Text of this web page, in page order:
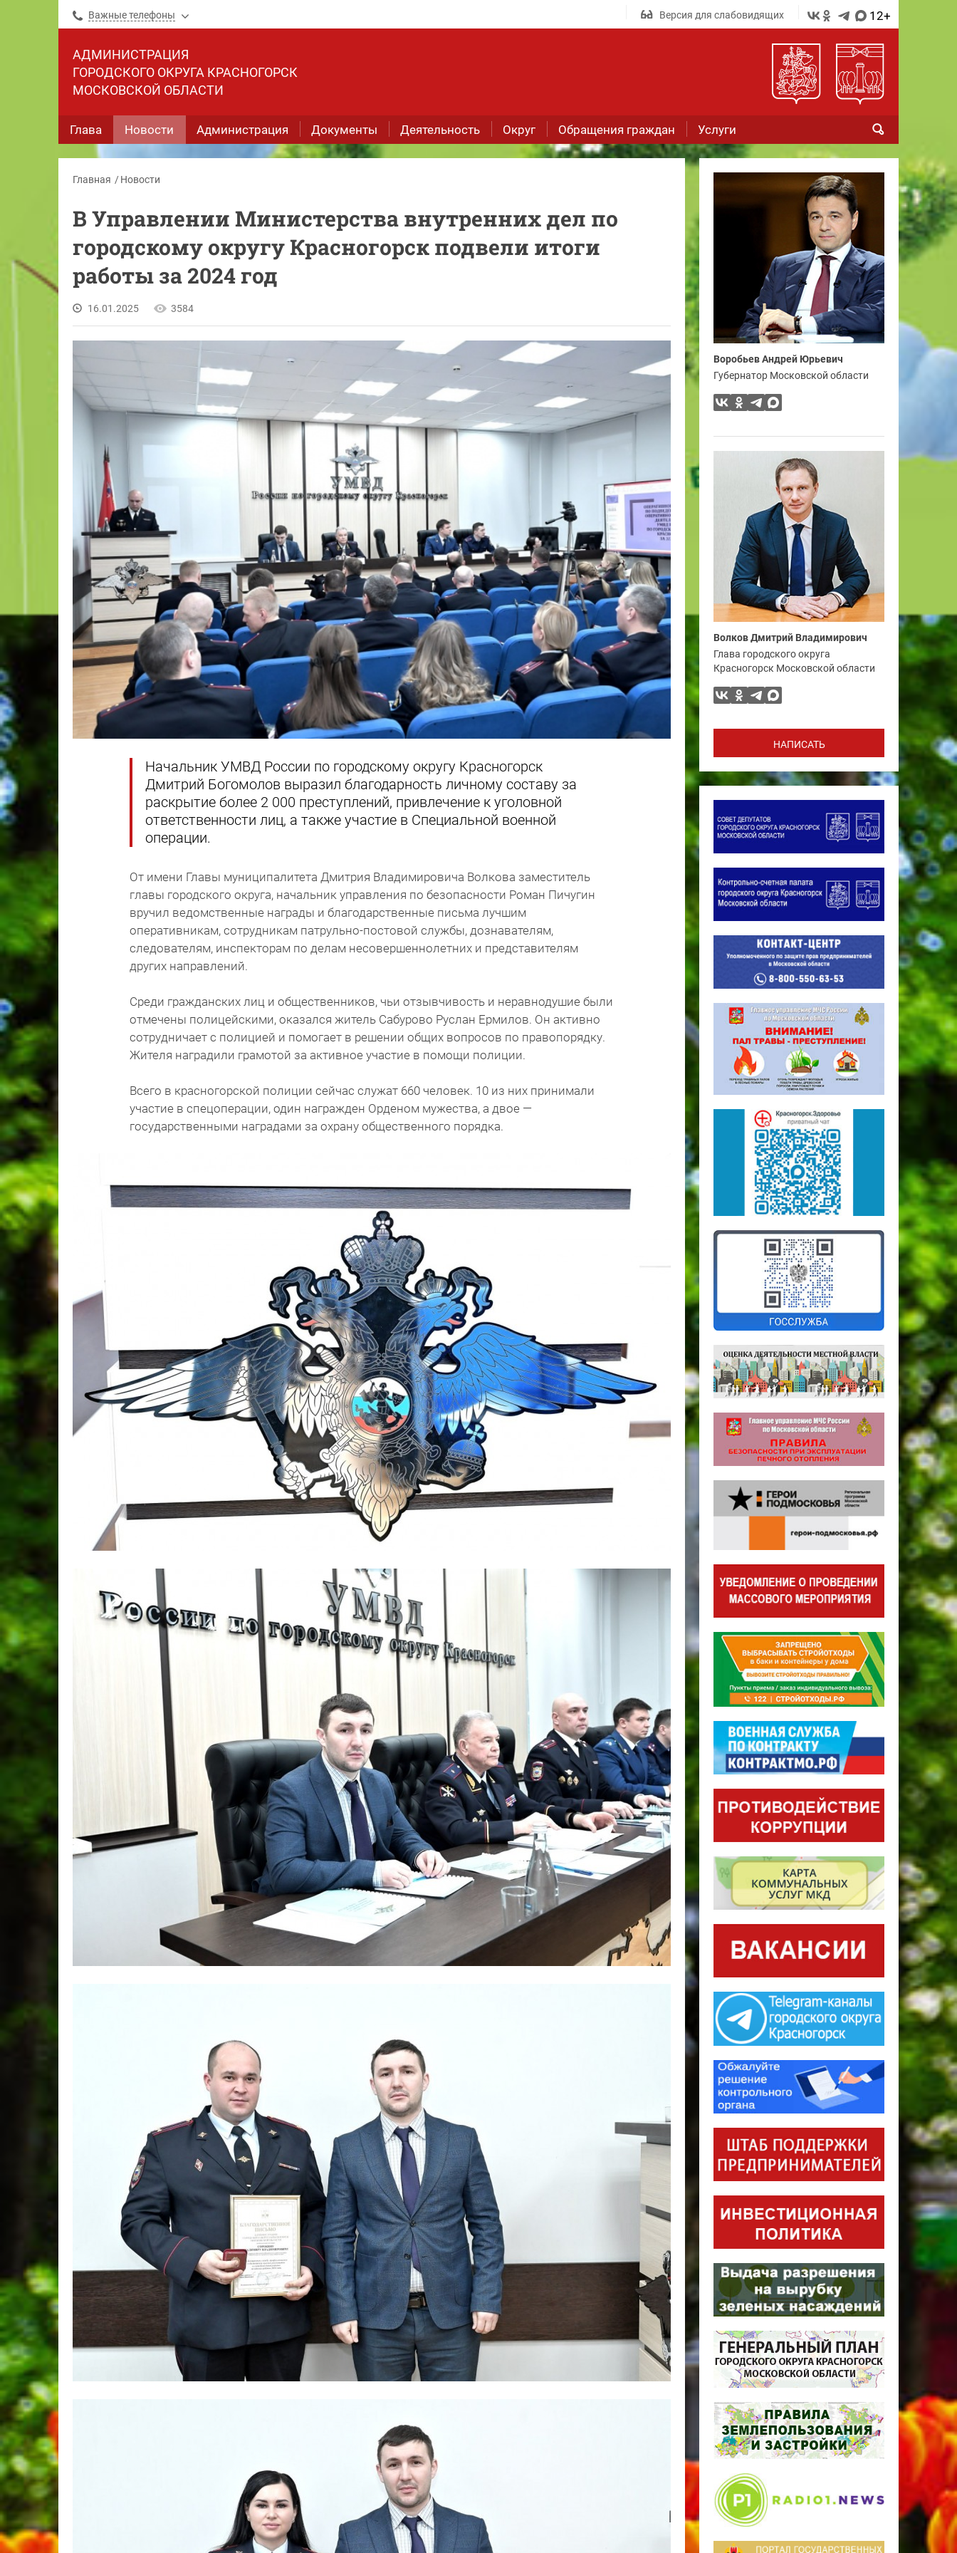
Важные телефоны Версия для слабовидящих 12+
АДМИНИСТРАЦИЯ
ГОРОДСКОГО ОКРУГА КРАСНОГОРСК
МОСКОВСКОЙ ОБЛАСТИ
Глава Новости Администрация Документы Деятельность Округ Обращения граждан Услуги
Главная Новости
В Управлении Министерства внутренних дел по
городскому округу Красногорск подвели итоги
работы за 2024 год
16.01.2025 3584
Начальник УМВД России по городскому округу Красногорск
Дмитрий Богомолов выразил благодарность личному составу за
раскрытие более 2 000 преступлений, привлечение к уголовной
ответственности лиц, а также участие в Специальной военной
операции.
От имени Главы муниципалитета Дмитрия Владимировича Волкова заместитель
главы городского округа, начальник управления по безопасности Роман Пичугин
вручил ведомственные награды и благодарственные письма лучшим
оперативникам, сотрудникам патрульно-постовой службы, дознавателям,
следователям, инспекторам по делам несовершеннолетних и представителям
других направлений.
Среди гражданских лиц и общественников, чьи отзывчивость и неравнодушие были
отмечены полицейскими, оказался житель Сабурово Руслан Ермилов. Он активно
сотрудничает с полицией и помогает в решении общих вопросов по правопорядку.
Жителя наградили грамотой за активное участие в помощи полиции.
Всего в красногорской полиции сейчас служат 660 человек. 10 из них принимали
участие в спецоперации, один награжден Орденом мужества, а двое —
государственными наградами за охрану общественного порядка.
Воробьев Андрей Юрьевич
Губернатор Московской области
Волков Дмитрий Владимирович
Глава городского округа
Красногорск Московской области
НАПИСАТЬ